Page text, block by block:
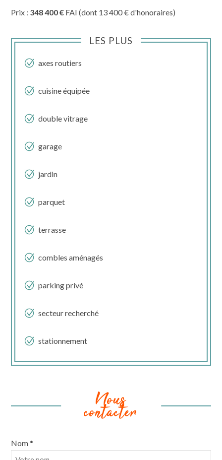
Prix : 348 400 € FAI (dont 13 400 € d'honoraires)
LES PLUS
axes routiers
cuisine équipée
double vitrage
garage
jardin
parquet
terrasse
combles aménagés
parking privé
secteur recherché
stationnement
Nous
contacter
Nom *